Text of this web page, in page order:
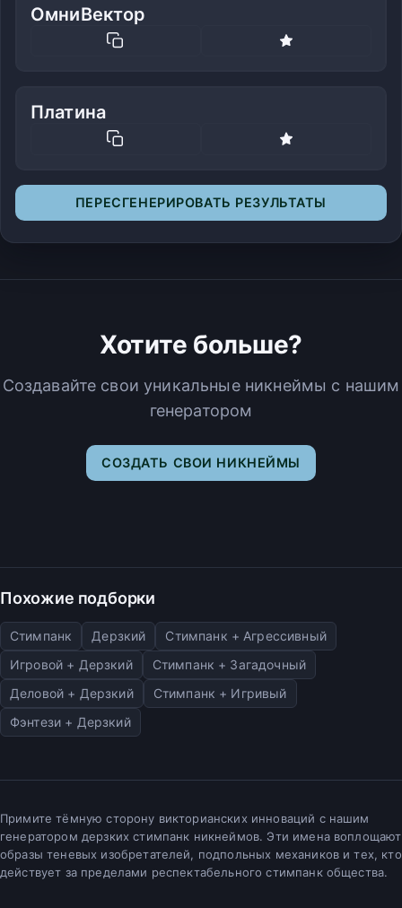
ОмниВектор
Платина
ПЕРЕСГЕНЕРИРОВАТЬ РЕЗУЛЬТАТЫ
Хотите больше?
Создавайте свои уникальные никнеймы с нашим
генератором
СОЗДАТЬ СВОИ НИКНЕЙМЫ
Похожие подборки
Стимпанк Дерзкий
Стимпанк + Агрессивный
Игровой + Дерзкий
Стимпанк + Загадочный
Деловой + Дерзкий
Стимпанк + Игривый
Фэнтези + Дерзкий
Примите тёмную сторону викторианских инноваций с нашим
генератором дерзких стимпанк никнеймов. Эти имена воплощают
образы теневых изобретателей, подпольных механиков и тех, кто
действует за пределами респектабельного стимпанк общества.